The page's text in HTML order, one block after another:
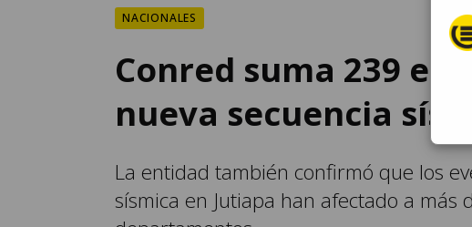
NACIONALES
Conred suma 239
nueva secuencia
La entidad también confirmó que los
sísmica en Jutiapa han afectado a